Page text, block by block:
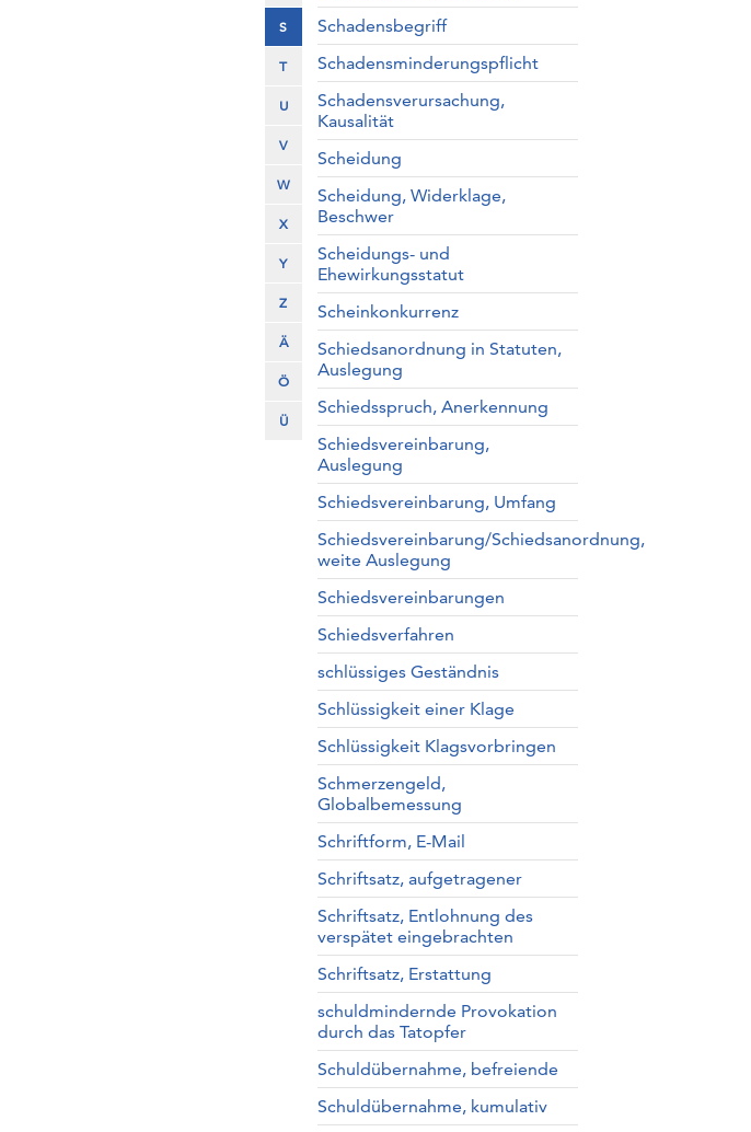
S
T
U
V
W
X
Y
Z
Ä
Ö
Ü
Schadensbegriff
Schadensminderungspflicht
Schadensverursachung,
Kausalität
Scheidung
Scheidung, Widerklage,
Beschwer
Scheidungs- und
Ehewirkungsstatut
Scheinkonkurrenz
Schiedsanordnung in Statuten,
Auslegung
Schiedsspruch, Anerkennung
Schiedsvereinbarung,
Auslegung
Schiedsvereinbarung, Umfang
Schiedsvereinbarung/Schiedsanordnung,
weite Auslegung
Schiedsvereinbarungen
Schiedsverfahren
schlüssiges Geständnis
Schlüssigkeit einer Klage
Schlüssigkeit Klagsvorbringen
Schmerzengeld,
Globalbemessung
Schriftform, E-Mail
Schriftsatz, aufgetragener
Schriftsatz, Entlohnung des
verspätet eingebrachten
Schriftsatz, Erstattung
schuldmindernde Provokation
durch das Tatopfer
Schuldübernahme, befreiende
Schuldübernahme, kumulativ